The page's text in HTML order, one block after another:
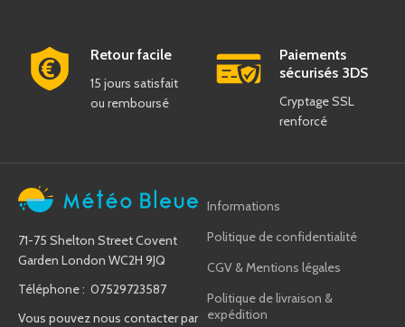
Retour facile
15 jours satisfait
ou remboursé
Paiements
sécurisés 3DS
Cryptage SSL
renforcé
71-75 Shelton Street Covent
Garden London WC2H 9JQ
Téléphone : 07529723587
Vous pouvez nous contacter par
Informations
Politique de confidentialité
CGV & Mentions légales
Politique de livraison &
expédition